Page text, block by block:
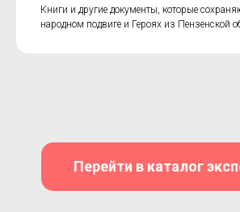
Книги и другие документы, которые
народном подвиге и Героях из Пензенской
Перейти в каталог